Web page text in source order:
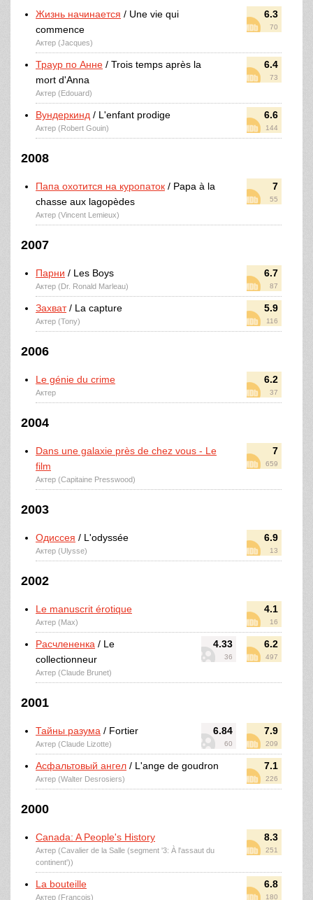
6.3
70
Жизнь начинается / Une vie qui
commence
Актер (Jacques)
6.4
73
Траур по Анне / Trois temps après la
mort d'Anna
Актер (Edouard)
6.6
144
Вундеркинд / L'enfant prodige
Актер (Robert Gouin)
2008
7
55
Папа охотится на куропаток / Papa à la
chasse aux lagopèdes
Актер (Vincent Lemieux)
2007
6.7
87
Парни / Les Boys
Актер (Dr. Ronald Marleau)
5.9
116
Захват/ La capture
Актер (Tony)
2006
6.2
37
Le génie du crime
Актер
2004
7
659
Dans une galaxie près de chez vous - Le
film
Актер (Capitaine Presswood)
2003
6.9
13
Одиссея / L'odyssée
Актер (Ulysse)
2002
4.1
16
Le manuscrit érotique
Актер (Max)
4.33
36
6.2
497
Расчлененка / Le
collectionneur
Актер (Claude Brunet)
2001
6.84
60
7.9
209
Тайны разума / Fortier
Актер (Claude Lizotte)
7.1
226
Асфальтовый ангел / L'ange de goudron
Актер (Walter Desrosiers)
2000
8.3
251
Canada: A People's History
Актер (Cavalier de la Salle (segment '3: À l'assaut du
continent'))
6.8
180
La bouteille
Актер (François)